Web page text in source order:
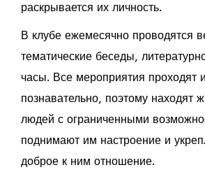
раскрывается их личность.
В клубе ежемесячно проводятся
тематические беседы,
часы. Все мероприятия проходят
познавательно, поэтому находят
людей с ограниченными
поднимают им настроение и
доброе к ним отношение.